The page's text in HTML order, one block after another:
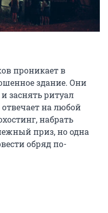
проникает в
здание. Они
заснять ритуал
на любой
набрать
приз, но одна
обряд по-